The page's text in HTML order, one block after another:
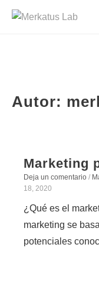
Autor:
Marketing
Deja un comentario /
18, 2020
¿Qué es el
marketing se
potenciales